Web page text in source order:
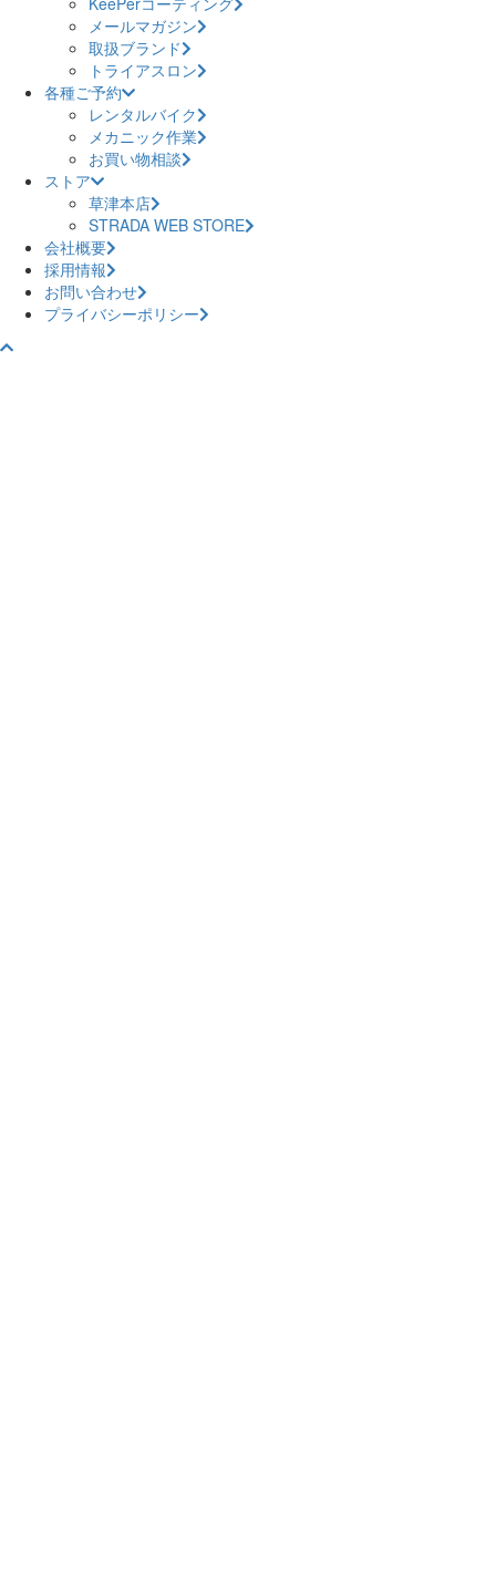
メールマガジン
取扱ブランド
トライアスロン
各種ご予約
レンタルバイク
メカニック作業
お買い物相談
ストア
草津本店
STRADA WEB STORE
会社概要
採用情報
お問い合わせ
プライバシーポリシー